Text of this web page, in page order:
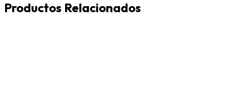
Productos Relacionados